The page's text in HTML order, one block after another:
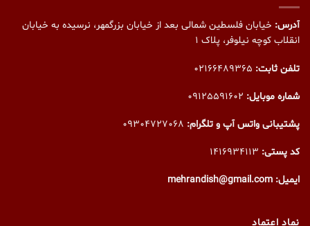
آدرس: خیابان فلسطین شمالی بعد از خیابان بزرگمهر، نرسیده به خیابان
انقلاب کوچه نیلوفر، پلاک ۱
تلفن ثابت:
شماره موبایل:
پشتیبانی واتس آپ و تلگرام:
کد پستی:
ایمیل: mehrandish@gmail.com
نماد اعتماد